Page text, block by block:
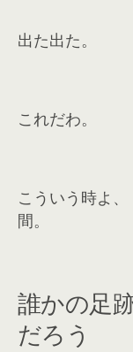
出た出た。
これだわ。
こういう時よ
間。
誰かの足
だろう